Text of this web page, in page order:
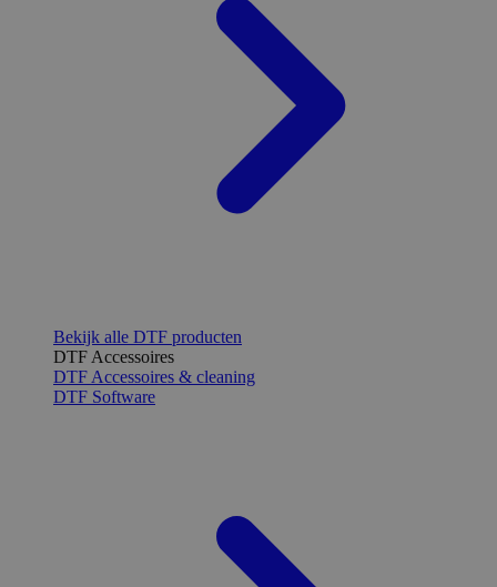
Bekijk alle DTF producten
DTF Accessoires
DTF Accessoires & cleaning
DTF Software